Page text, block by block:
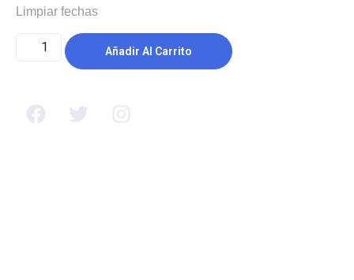
Limpiar fechas
Añadir Al Carrito